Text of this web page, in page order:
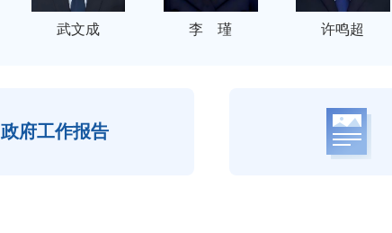
武文成 李 瑾 许鸣超
政府工作报告